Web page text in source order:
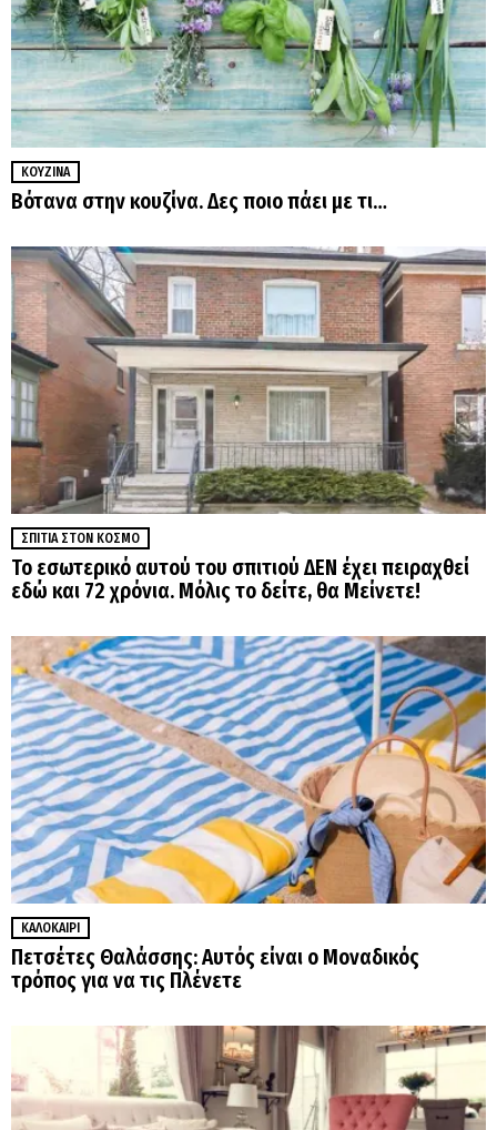
ΚΟΥΖΊΝΑ
Βότανα στην κουζίνα. Δες ποιο πάει με τι…
ΣΠΊΤΙΑ ΣΤΟΝ ΚΌΣΜΟ
Το εσωτερικό αυτού του σπιτιού ΔΕΝ έχει πειραχθεί
εδώ και 72 χρόνια. Μόλις το δείτε, θα Μείνετε!
ΚΑΛΟΚΑΊΡΙ
Πετσέτες Θαλάσσης: Αυτός είναι ο Μοναδικός
τρόπος για να τις Πλένετε